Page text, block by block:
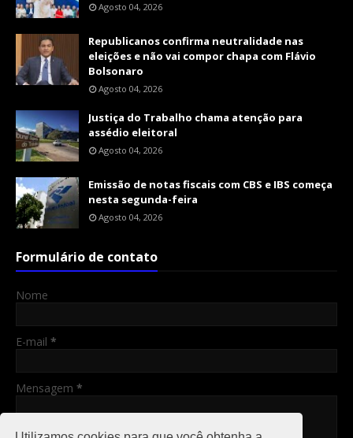
Agosto 04, 2026
Republicanos confirma neutralidade nas
eleições e não vai compor chapa com Flávio
Bolsonaro
Agosto 04, 2026
Justiça do Trabalho chama atenção para
assédio eleitoral
Agosto 04, 2026
Emissão de notas fiscais com CBS e IBS começa
nesta segunda-feira
Agosto 04, 2026
Formulário de contato
Nome
E-mail *
Mensagem *